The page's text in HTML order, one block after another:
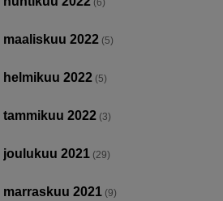
maaliskuu 2022 (5)
helmikuu 2022 (5)
tammikuu 2022 (3)
joulukuu 2021 (29)
marraskuu 2021 (9)